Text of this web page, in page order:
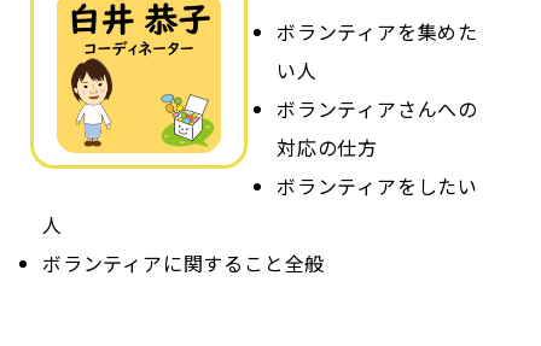
ボランティアを集めた
い人
ボランティアさんへの
対応の仕方
ボランティアをしたい
人
ボランティアに関すること全般